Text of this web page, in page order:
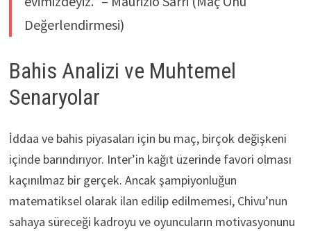
Değerlendirmesi)
Bahis Analizi ve Muhtemel
Senaryolar
İddaa ve bahis piyasaları için bu maç, birçok değişkeni
içinde barındırıyor. Inter’in kağıt üzerinde favori olması
kaçınılmaz bir gerçek. Ancak şampiyonluğun
matematiksel olarak ilan edilip edilmemesi, Chivu’nun
sahaya süreceği kadroyu ve oyuncuların motivasyonunu